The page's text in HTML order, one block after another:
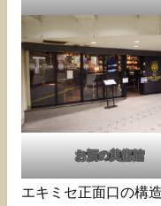
お酒の美術館
エキミセ正面口の構